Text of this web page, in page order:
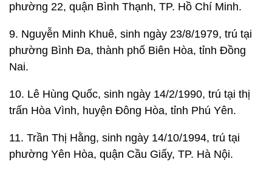
phường 22, quận Bình Thạnh, TP. Hồ Chí Minh.
9. Nguyễn Minh Khuê, sinh ngày 23/8/1979, trú tại
phường Bình Đa, thành phố Biên Hòa, tỉnh Đồng
Nai.
10. Lê Hùng Quốc, sinh ngày 14/2/1990, trú tại thị
trấn Hòa Vình, huyện Đông Hòa, tỉnh Phú Yên.
11. Trần Thị Hằng, sinh ngày 14/10/1994, trú tại
phường Yên Hòa, quận Cầu Giấy, TP. Hà Nội.